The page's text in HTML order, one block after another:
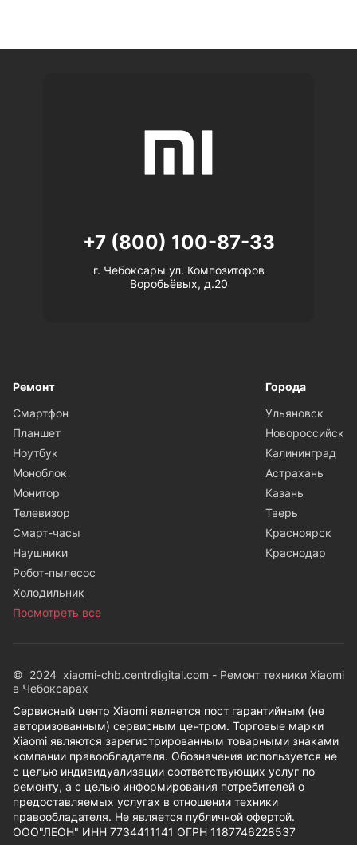
+7 (800) 100-87-33
г. Чебоксары ул. Композиторов
Воробьёвых, д.20
Ремонт
Смартфон
Планшет
Ноутбук
Моноблок
Монитор
Телевизор
Смарт-часы
Наушники
Робот-пылесос
Холодильник
Посмотреть все
Города
Ульяновск
Новороссийск
Калининград
Астрахань
Казань
Тверь
Красноярск
Краснодар
© 2024 xiaomi-chb.centrdigital.com - Ремонт техники Xiaomi
в Чебоксарах
Сервисный центр Xiaomi является пост гарантийным (не
авторизованным) сервисным центром. Торговые марки
Xiaomi являются зарегистрированным товарными знаками
компании правообладателя. Обозначения используется не
с целью индивидуализации соответствующих услуг по
ремонту, а с целью информирования потребителей о
предоставляемых услугах в отношении техники
правообладателя. Не является публичной офертой.
ООО"ЛЕОН" ИНН 7734411141 ОГРН 1187746228537